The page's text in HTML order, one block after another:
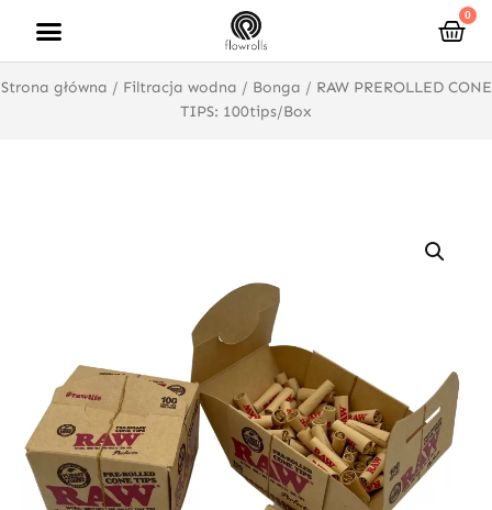
treści
0
Strona główna / Filtracja wodna / Bonga / RAW PREROLLED CONE
TIPS: 100tips/Box